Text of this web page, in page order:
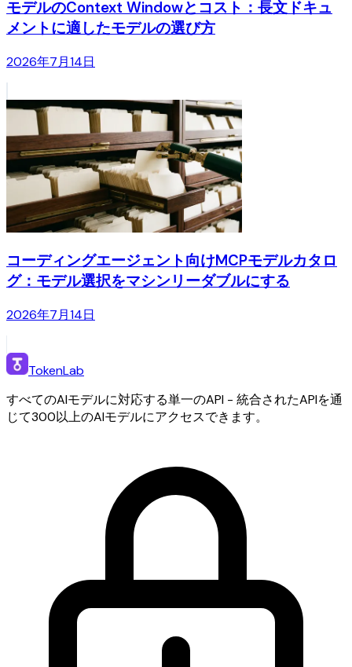
モデルのContext Windowとコスト：長文ドキュ
メントに適したモデルの選び方
2026年7月14日
コーディングエージェント向けMCPモデルカタロ
グ：モデル選択をマシンリーダブルにする
2026年7月14日
TokenLab
すべてのAIモデルに対応する単一のAPI - 統合されたAPIを通
じて300以上のAIモデルにアクセスできます。